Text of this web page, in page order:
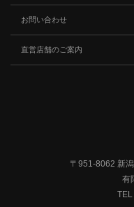
お問い合わせ
直営店舗のご案内
〒951-8062 新
有
TEL